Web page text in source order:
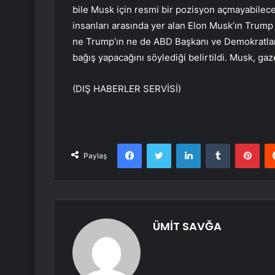
bile Musk için resmi bir pozisyon
insanları arasında yer alan Elon Musk’ın
ne Trump’ın ne de ABD Başkanı ve
bağış yapacağını söylediği belirtildi. Musk,
(DIŞ HABERLER SERVİSİ)
Paylaş
FacebookTwitter LinkedInTumblr
ÜMİT SAVĞA